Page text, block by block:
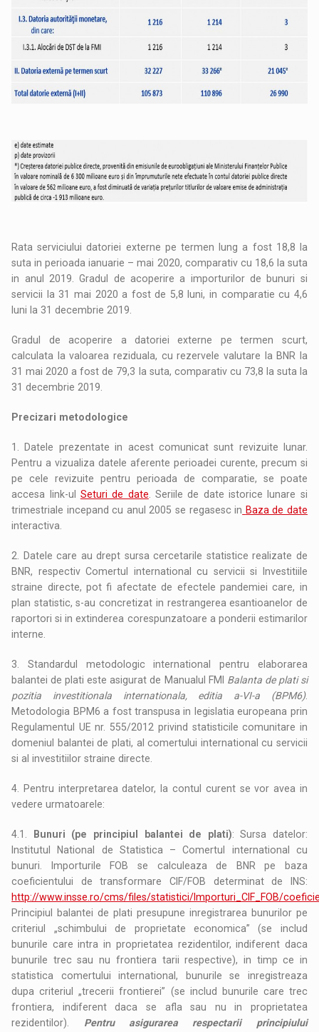
Rata serviciului datoriei externe pe termen lung a fost 18,8 la
suta in perioada ianuarie – mai 2020, comparativ cu 18,6 la suta
in anul 2019. Gradul de acoperire a importurilor de bunuri si
servicii la 31 mai 2020 a fost de 5,8 luni, in comparatie cu 4,6
luni la 31 decembrie 2019.
Gradul de acoperire a datoriei externe pe termen scurt,
calculata la valoarea reziduala, cu rezervele valutare la BNR la
31 mai 2020 a fost de 79,3 la suta, comparativ cu 73,8 la suta la
31 decembrie 2019.
Precizari metodologice
1. Datele prezentate in acest comunicat sunt revizuite lunar.
Pentru a vizualiza datele aferente perioadei curente, precum si
pe cele revizuite pentru perioada de comparatie, se poate
accesa link-ul Seturi de date . Seriile de date istorice lunare si
trimestriale incepand cu anul 2005 se regasesc in Baza de date
interactiva.
2. Datele care au drept sursa cercetarile statistice realizate de
BNR, respectiv Comertul international cu servicii si Investitiile
straine directe, pot fi afectate de efectele pandemiei care, in
plan statistic, s-au concretizat in restrangerea esantioanelor de
raportori si in extinderea corespunzatoare a ponderii estimarilor
interne.
3. Standardul metodologic international pentru elaborarea
balantei de plati este asigurat de Manualul FMI Balanta de plati si
pozitia investitionala internationala, editia a-VI-a (BPM6).
Metodologia BPM6 a fost transpusa in legislatia europeana prin
Regulamentul UE nr. 555/2012 privind statisticile comunitare in
domeniul balantei de plati, al comertului international cu servicii
si al investitiilor straine directe.
4. Pentru interpretarea datelor, la contul curent se vor avea in
vedere urmatoarele:
4.1. Bunuri (pe principiul balantei de plati): Sursa datelor:
Institutul National de Statistica – Comertul international cu
bunuri. Importurile FOB se calculeaza de BNR pe baza
coeficientului de transformare CIF/FOB determinat de INS:
http://www.insse.ro/cms/files/statistici/Importuri_CIF_FOB/
Principiul balantei de plati presupune inregistrarea bunurilor pe
criteriul „schimbului de proprietate economica” (se includ
bunurile care intra in proprietatea rezidentilor, indiferent daca
bunurile trec sau nu frontiera tarii respective), in timp ce in
statistica comertului international, bunurile se inregistreaza
dupa criteriul „trecerii frontierei” (se includ bunurile care trec
frontiera, indiferent daca se afla sau nu in proprietatea
rezidentilor). Pentru asigurarea respectarii principiului